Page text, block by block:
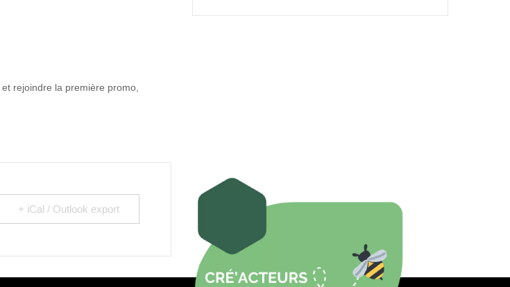
et rejoindre la première promo,
+ iCal / Outlook export